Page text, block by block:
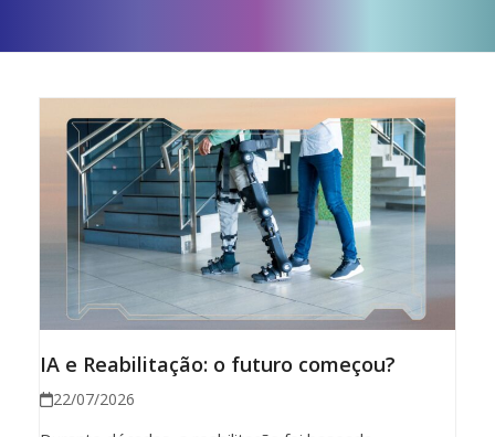
IA e Reabilitação: o futuro começou?
22/07/2026